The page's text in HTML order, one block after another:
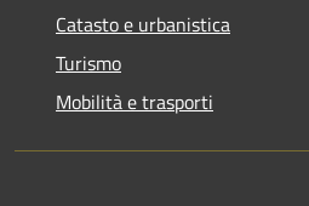
Catasto e urbanistica
Turismo
Mobilità e trasporti